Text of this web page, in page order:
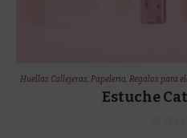
Huellas Callejeras, Papeleria, Regalos para
Estuche